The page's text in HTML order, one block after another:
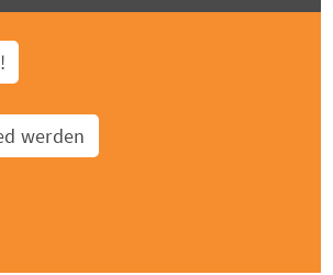
werden